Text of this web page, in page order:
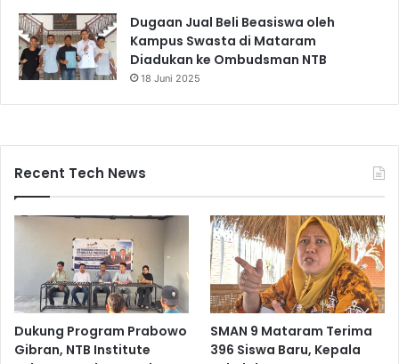
Dugaan Jual Beli Beasiswa oleh
Kampus Swasta di Mataram
Diadukan ke Ombudsman NTB
18 Juni 2025
Recent Tech News
Dukung Program Prabowo
Gibran, NTB Institute
SMAN 9 Mataram Terima
396 Siswa Baru, Kepala